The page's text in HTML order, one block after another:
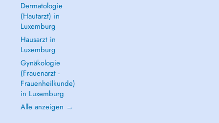
Dermatologie
(Hautarzt) in
Luxemburg
Hausarzt in
Luxemburg
Gynäkologie
(Frauenarzt -
Frauenheilkunde)
in Luxemburg
Alle anzeigen →